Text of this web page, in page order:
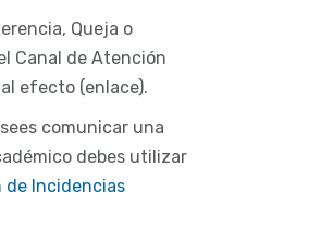
Queja o
Canal de Atención
efecto (enlace).
comunicar una
debes utilizar
de Incidencias